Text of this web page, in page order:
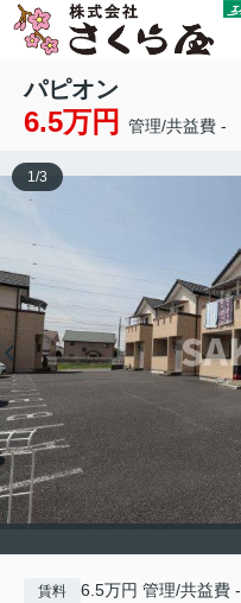
パピオン
6.5万円 管理/共益費 -
1/3
賃料 6.5万円 管理/共益費 -